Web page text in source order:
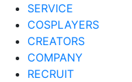
SERVICE
COSPLAYERS
CREATORS
COMPANY
RECRUIT